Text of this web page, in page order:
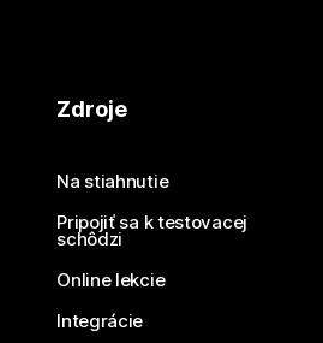
Zdroje
Na stiahnutie
Pripojiť sa k testovacej
schôdzi
Online lekcie
Integrácie